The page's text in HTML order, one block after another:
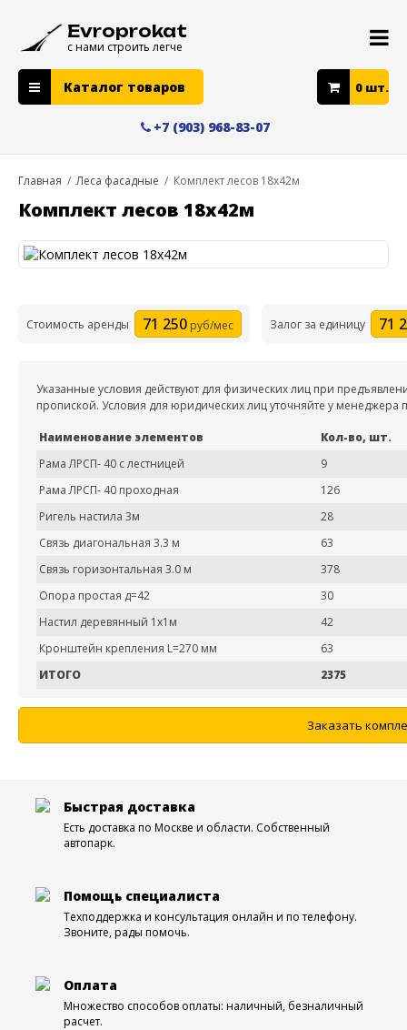
Evroprokat
с нами строить легче
Каталог товаров 0 шт.
+7 (903) 968-83-07
Главная / Леса фасадные / Комплект лесов 18х42м
Комплект лесов 18х42м
Стоимость аренды 71 250 руб/мес Залог за единицу 71
Указанные условия действуют для физических лиц при
пропиской. Условия для юридических лиц уточняйте у менеджера
Наименование элементов
Кол-во, шт.
Рама ЛРСП- 40 с лестницей
9
Рама ЛРСП- 40 проходная
126
Ригель настила 3м
28
Связь диагональная 3.3 м
63
Связь горизонтальная 3.0 м
378
Опора простая д=42
30
Настил деревянный 1х1м
42
Кронштейн крепления L=270 мм
63
ИТОГО
2375
Заказать
Быстрая доставка
Есть доставка по Москве и области. Собственный
автопарк.
Помощь специалиста
Техподдержка и консультация онлайн и по телефону.
Звоните, рады помочь.
Оплата
Множество способов оплаты: наличный, безналичный
расчет.